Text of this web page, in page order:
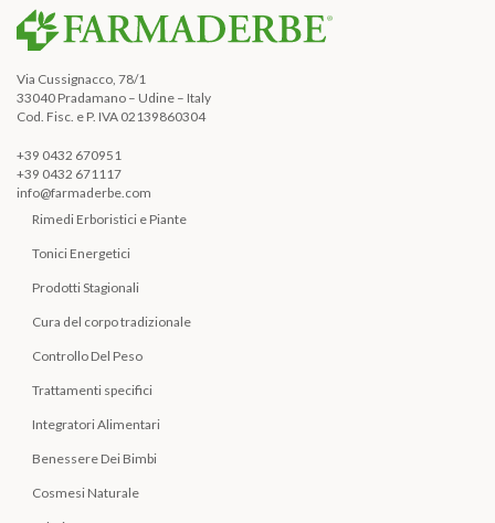
Via Cussignacco, 78/1
33040 Pradamano – Udine – Italy
Cod. Fisc. e P. IVA 02139860304
+39 0432 670951
+39 0432 671117
info@farmaderbe.com
Rimedi Erboristici e Piante
Tonici Energetici
Prodotti Stagionali
Cura del corpo tradizionale
Controllo Del Peso
Trattamenti specifici
Integratori Alimentari
Benessere Dei Bimbi
Cosmesi Naturale